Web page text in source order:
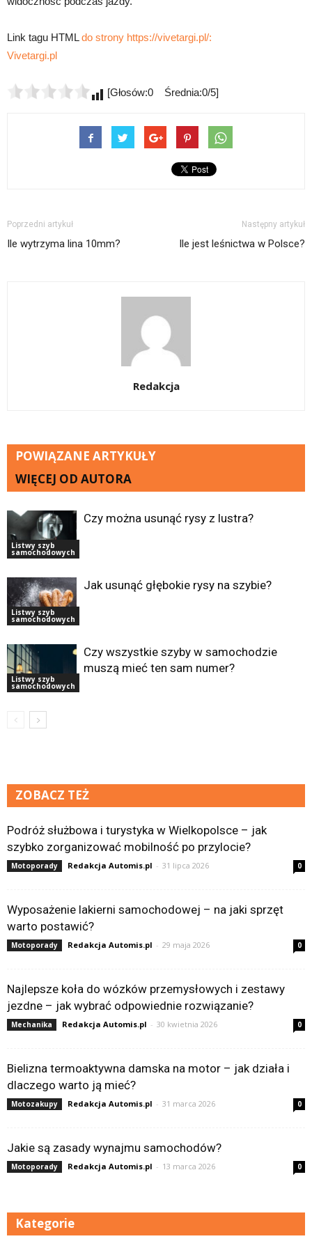
Link tagu HTMLdo strony https://vivetargi.pl/:
Vivetargi.pl
[Głosów:0 Średnia:0/5]
Poprzedni artykuł
Ile wytrzyma lina 10mm?
Następny artykuł
Ile jest leśnictwa w Polsce?
Redakcja
POWIĄZANE ARTYKUŁY
WIĘCEJ OD AUTORA
Listwy szyb
samochodowych
Czy można usunąć rysy z lustra?
Listwy szyb
samochodowych
Jak usunąć głębokie rysy na szybie?
Listwy szyb
samochodowych
Czy wszystkie szyby w samochodzie
muszą mieć ten sam numer?
ZOBACZ TEŻ
Podróż służbowa i turystyka w Wielkopolsce – jak
szybko zorganizować mobilność po przylocie?
Motoporady Redakcja Automis.pl - 31 lipca 2026 0
Wyposażenie lakierni samochodowej – na jaki sprzęt
warto postawić?
Motoporady Redakcja Automis.pl - 29 maja 2026 0
Najlepsze koła do wózków przemysłowych i zestawy
jezdne – jak wybrać odpowiednie rozwiązanie?
Mechanika Redakcja Automis.pl - 30 kwietnia 2026 0
Bielizna termoaktywna damska na motor – jak działa i
dlaczego warto ją mieć?
Motozakupy Redakcja Automis.pl - 31 marca 2026 0
Jakie są zasady wynajmu samochodów?
Motoporady Redakcja Automis.pl - 13 marca 2026 0
Kategorie